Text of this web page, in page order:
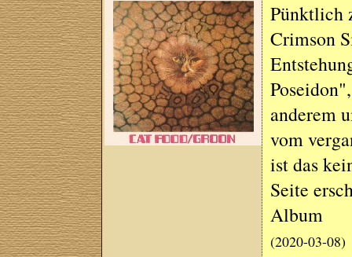
Pünktlich
Crimson
anderem
vom
ist das
Seite
Album
(2020-03-08)